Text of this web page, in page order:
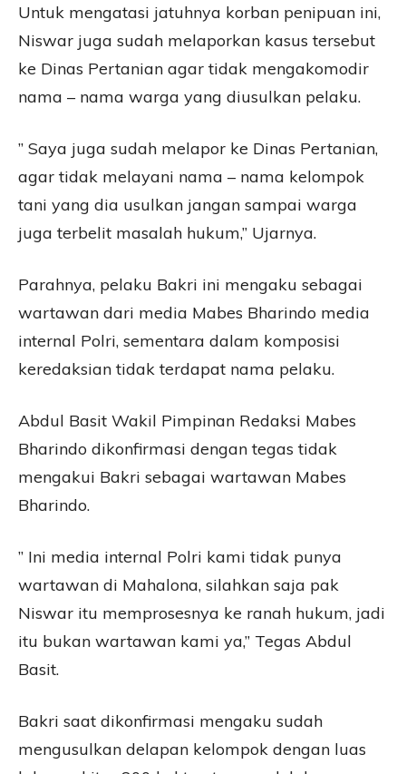
Untuk mengatasi jatuhnya korban penipuan ini,
Niswar juga sudah melaporkan kasus tersebut
ke Dinas Pertanian agar tidak mengakomodir
nama – nama warga yang diusulkan pelaku.
” Saya juga sudah melapor ke Dinas Pertanian,
agar tidak melayani nama – nama kelompok
tani yang dia usulkan jangan sampai warga
juga terbelit masalah hukum,” Ujarnya.
Parahnya, pelaku Bakri ini mengaku sebagai
wartawan dari media Mabes Bharindo media
internal Polri, sementara dalam komposisi
keredaksian tidak terdapat nama pelaku.
Abdul Basit Wakil Pimpinan Redaksi Mabes
Bharindo dikonfirmasi dengan tegas tidak
mengakui Bakri sebagai wartawan Mabes
Bharindo.
” Ini media internal Polri kami tidak punya
wartawan di Mahalona, silahkan saja pak
Niswar itu memprosesnya ke ranah hukum, jadi
itu bukan wartawan kami ya,” Tegas Abdul
Basit.
Bakri saat dikonfirmasi mengaku sudah
mengusulkan delapan kelompok dengan luas